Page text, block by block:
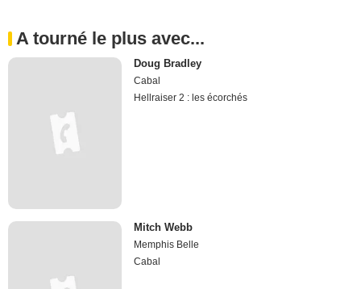
A tourné le plus avec...
Doug Bradley
Cabal
Hellraiser 2 : les écorchés
Mitch Webb
Memphis Belle
Cabal